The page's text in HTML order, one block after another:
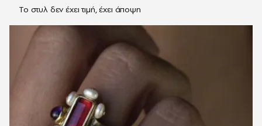
Το στυλ δεν έχει τιμή, έχει άποψη